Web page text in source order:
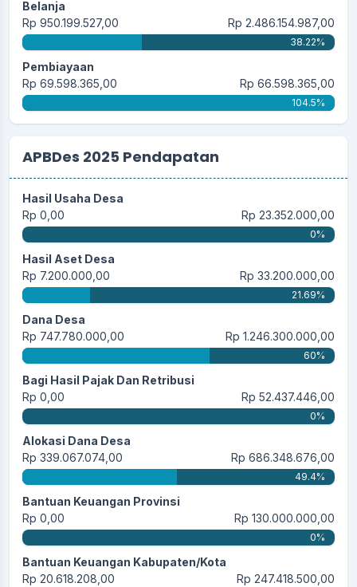
Belanja
Rp 950.199.527,00
Rp 2.486.154.987,00
38.22%
Pembiayaan
Rp 69.598.365,00
Rp 66.598.365,00
104.5%
APBDes 2025 Pendapatan
Hasil Usaha Desa
Rp 0,00
Rp 23.352.000,00
0%
Hasil Aset Desa
Rp 7.200.000,00
Rp 33.200.000,00
21.69%
Dana Desa
Rp 747.780.000,00
Rp 1.246.300.000,00
60%
Bagi Hasil Pajak Dan Retribusi
Rp 0,00
Rp 52.437.446,00
0%
Alokasi Dana Desa
Rp 339.067.074,00
Rp 686.348.676,00
49.4%
Bantuan Keuangan Provinsi
Rp 0,00
Rp 130.000.000,00
0%
Bantuan Keuangan Kabupaten/Kota
Rp 20.618.208,00
Rp 247.418.500,00